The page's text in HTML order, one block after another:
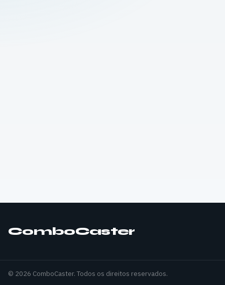
ComboCaster
© 2026 ComboCaster. Todos os direitos reservados.